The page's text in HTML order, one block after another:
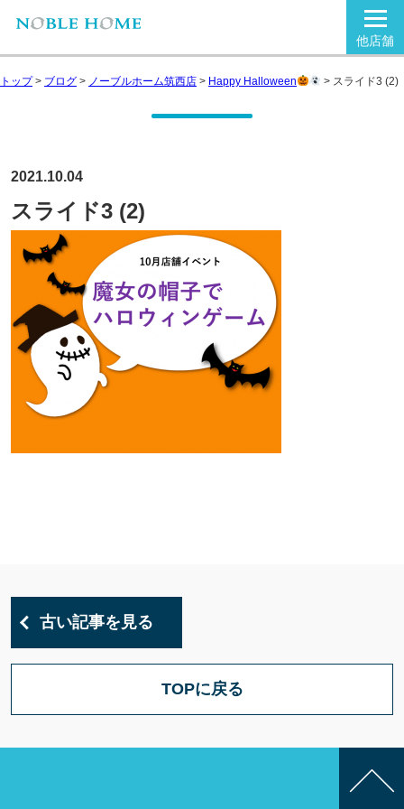
他店舗
トップ> ブログ > ノーブルホーム筑西店 > Happy Halloween > スライド3 (2)
2021.10.04
スライド3 (2)
古い記事を見る
TOPに戻る